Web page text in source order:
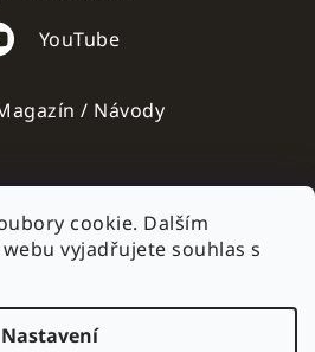
cookie. Dalším
vyjadřujete souhlas s
Nastavení
YouTube
/ Návody
AC mobile.sk